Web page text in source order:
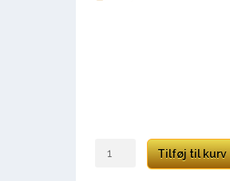
Extravagante
Rouffiange
Tilføj til kurv